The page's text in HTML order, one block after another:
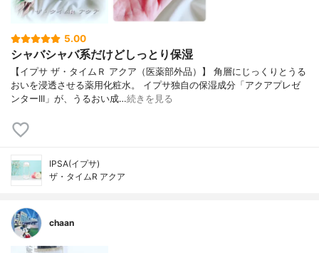
5.00
シャバシャバ系だけどしっとり保湿
【イプサ ザ・タイムＲ アクア（医薬部外品）】 角層にじっくりとうる
おいを浸透させる薬用化粧水。 イプサ独自の保湿成分「アクアプレゼ
ンターIII」が、うるおい成…続きを見る
IPSA(イプサ)
ザ・タイムR アクア
chaan